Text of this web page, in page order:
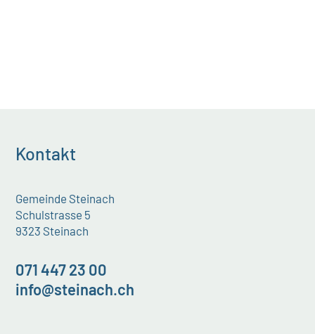
Kontakt
Gemeinde Steinach
Schulstrasse 5
9323 Steinach
071 447 23 00
info@steinach.ch